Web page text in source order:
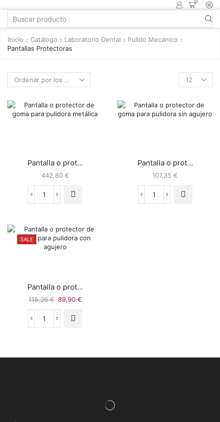
0
Inicio Catálogo Laboratorio Dental
Pulido Mecánico
Pantallas Protectoras
Pantalla o prot...
442,80 €
Pantalla o prot...
107,35 €
SALE
Pantalla o prot...
115,26€ 89,90 €